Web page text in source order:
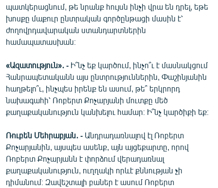
պատկերացնում, թե նրանք հույսն ինչի վրա են դրել, եթե
խոսքը մաքուր ընտրական գործընթացի մասին է՝
ժողովրդավարական ստանդարտներին
համապատասխան։
«Ազատություն»․ - Ի՞նչ եք կարծում, ինչո՞ւ է մասնակցում
Հանրապետականն այս ընտրություններին, Փաշինյանին
հաղթելո՞ւ, ինչպես իրենք են ասում, թե՞ երկրորդ
նախագահի՝ Ռոբերտ Քոչարյանի մուտքը մեծ
քաղաքականություն կանխելու համար։ Ի՞նչ կարծիքի եք։
Ռուբեն Մեհրաբյան․ - Անդրադառնալով էլ Ռոբերտ
Քոչարյանին, այսպես ասենք, այն այցեքարտը, որով
Ռոբերտ Քոչարյանն է փորձում վերադառնալ
քաղաքականություն, ուղղակի որևէ քննության չի
դիմանում։ Զավեշտալի բաներ է ասում Ռոբերտ